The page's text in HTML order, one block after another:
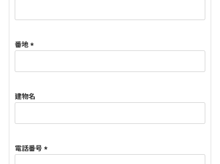
必
番地
必
)
建物名
電話番号